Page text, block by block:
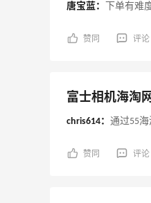
唐宝蓝： 下单有难
赞同 评论
富士相机海淘
chris614： 通过55海
赞同 评论
iHerb ：88全球好物
肤洗护等
无门槛7.5折
Macy's：美妆精选10
低至5折+免邮